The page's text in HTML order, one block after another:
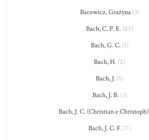
Bacewicz, Grażyna(3)
Bach, C. P. E.(85)
Bach, G. C.(1)
Bach, H. (2)
Bach, J. (1)
Bach, J. B.(3)
Bach, J. C. (Christian e Christoph)
Bach, J. C. F.(7)